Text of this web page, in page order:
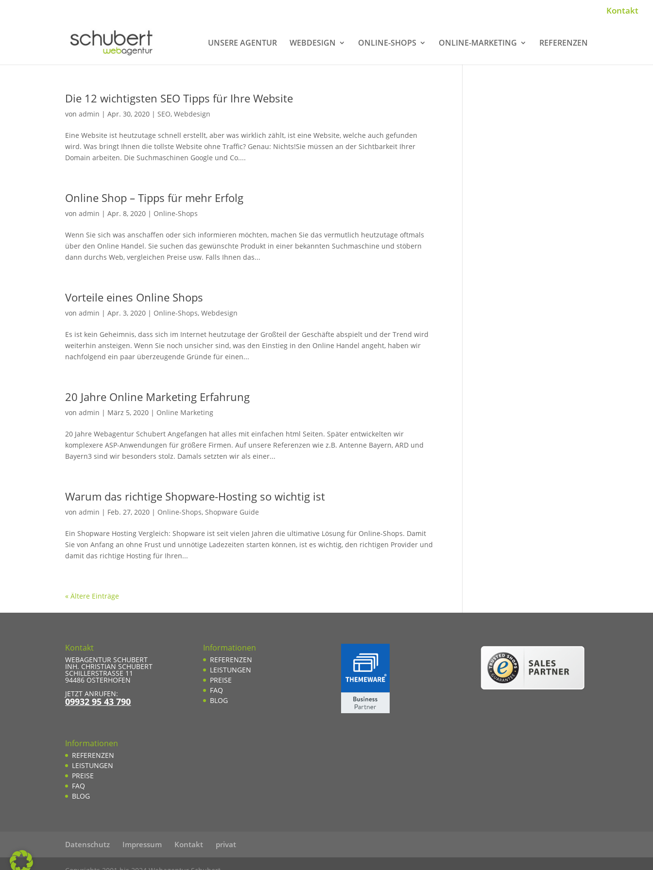
Kontakt
UNSERE AGENTUR WEBDESIGN ONLINE-SHOPS ONLINE-MARKETING REFERENZEN
Die 12 wichtigsten SEO Tipps für Ihre Website
vonadmin |Apr. 30, 2020 | SEO,Webdesign
Eine Website ist heutzutage schnell erstellt, aber was wirklich zählt, ist eine Website, welche auch gefunden
wird. Was bringt Ihnen die tollste Website ohne Traffic? Genau: Nichts!Sie müssen an der Sichtbarkeit Ihrer
Domain arbeiten. Die Suchmaschinen Google und Co....
Online Shop – Tipps für mehr Erfolg
vonadmin |Apr. 8, 2020 | Online-Shops
Wenn Sie sich was anschaffen oder sich informieren möchten, machen Sie das vermutlich heutzutage oftmals
über den Online Handel. Sie suchen das gewünschte Produkt in einer bekannten Suchmaschine und stöbern
dann durchs Web, vergleichen Preise usw. Falls Ihnen das...
Vorteile eines Online Shops
vonadmin |Apr. 3, 2020 | Online-Shops,Webdesign
Es ist kein Geheimnis, dass sich im Internet heutzutage der Großteil der Geschäfte abspielt und der Trend wird
weiterhin ansteigen. Wenn Sie noch unsicher sind, was den Einstieg in den Online Handel angeht, haben wir
nachfolgend ein paar überzeugende Gründe für einen...
20 Jahre Online Marketing Erfahrung
vonadmin | März 5, 2020 | Online Marketing
20 Jahre Webagentur Schubert Angefangen hat alles mit einfachen html Seiten. Später entwickelten wir
komplexere ASP-Anwendungen für größere Firmen. Auf unsere Referenzen wie z.B. Antenne Bayern, ARD und
Bayern3 sind wir besonders stolz. Damals setzten wir als einer...
Warum das richtige Shopware-Hosting so wichtig ist
vonadmin | Feb. 27, 2020 | Online-Shops, Shopware Guide
Ein Shopware Hosting Vergleich: Shopware ist seit vielen Jahren die ultimative Lösung für Online-Shops. Damit
Sie von Anfang an ohne Frust und unnötige Ladezeiten starten können, ist es wichtig, den richtigen Provider und
damit das richtige Hosting für Ihren...
« Ältere Einträge
Kontakt
WEBAGENTUR SCHUBERT
INH. CHRISTIAN SCHUBERT
SCHILLERSTRASSE 11
94486 OSTERHOFEN
JETZT ANRUFEN:
09932 95 43 790
Informationen
REFERENZEN
LEISTUNGEN
PREISE
FAQ
BLOG
Informationen
REFERENZEN
LEISTUNGEN
PREISE
FAQ
BLOG
Datenschutz Impressum Kontakt privat